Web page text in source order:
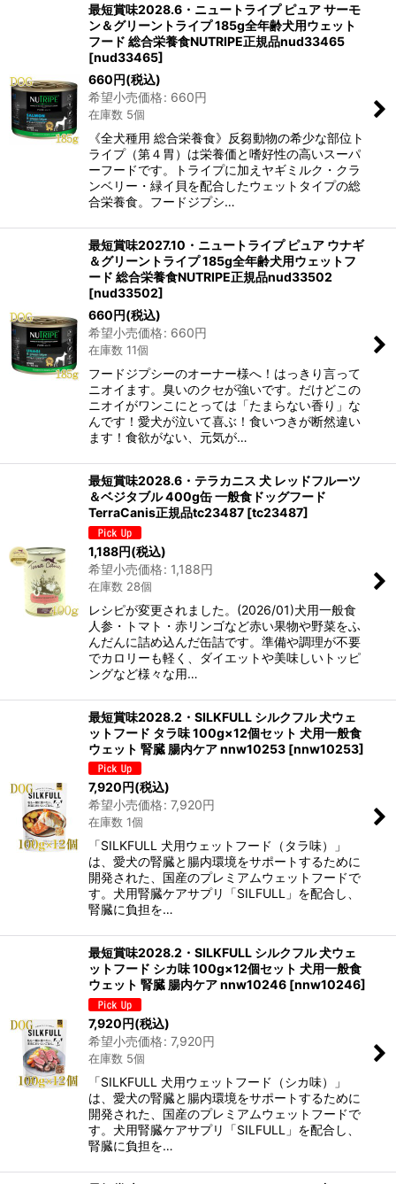
最短賞味2028.6・ニュートライプ ピュア サーモ
ン＆グリーントライプ 185g全年齢犬用ウェット
フード 総合栄養食NUTRIPE正規品nud33465
[nud33465]
660円(税込)
希望小売価格: 660円
在庫数 5個
《全犬種用 総合栄養食》反芻動物の希少な部位ト
ライプ（第４胃）は栄養価と嗜好性の高いスーパ
ーフードです。トライプに加えヤギミルク・クラ
ンベリー・緑イ貝を配合したウェットタイプの総
合栄養食。フードジプシ…
最短賞味2027.10・ニュートライプ ピュア ウナギ
＆グリーントライプ 185g全年齢犬用ウェットフ
ード 総合栄養食NUTRIPE正規品nud33502
[nud33502]
660円(税込)
希望小売価格: 660円
在庫数 11個
フードジプシーのオーナー様へ！はっきり言って
ニオイます。臭いのクセが強いです。だけどこの
ニオイがワンこにとっては「たまらない香り」な
んです！愛犬が泣いて喜ぶ！食いつきが断然違い
ます！食欲がない、元気が…
最短賞味2028.6・テラカニス 犬 レッドフルーツ
＆ベジタブル 400g缶 一般食ドッグフード
TerraCanis正規品tc23487 [tc23487]
1,188円(税込)
希望小売価格: 1,188円
在庫数 28個
レシピが変更されました。(2026/01)犬用一般食
人参・トマト・赤リンゴなど赤い果物や野菜をふ
んだんに詰め込んだ缶詰です。準備や調理が不要
でカロリーも軽く、ダイエットや美味しいトッピ
ングなど様々な用…
最短賞味2028.2・SILKFULL シルクフル 犬ウェ
ットフード タラ味 100g×12個セット 犬用一般食
ウェット 腎臓 腸内ケア nnw10253 [nnw10253]
7,920円(税込)
希望小売価格: 7,920円
在庫数 1個
「SILKFULL 犬用ウェットフード（タラ味）」
は、愛犬の腎臓と腸内環境をサポートするために
開発された、国産のプレミアムウェットフードで
す。犬用腎臓ケアサプリ「SILFULL」を配合し、
腎臓に負担を…
最短賞味2028.2・SILKFULL シルクフル 犬ウェ
ットフード シカ味 100g×12個セット 犬用一般食
ウェット 腎臓 腸内ケア nnw10246 [nnw10246]
7,920円(税込)
希望小売価格: 7,920円
在庫数 5個
「SILKFULL 犬用ウェットフード（シカ味）」
は、愛犬の腎臓と腸内環境をサポートするために
開発された、国産のプレミアムウェットフードで
す。犬用腎臓ケアサプリ「SILFULL」を配合し、
腎臓に負担を…